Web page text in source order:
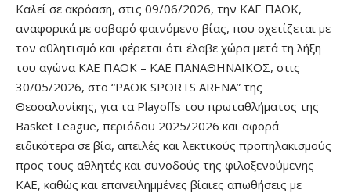
Καλεί σε ακρόαση, στις 09/06/2026, την KAE ΠΑΟΚ,
αναφορικά με σοβαρό φαινόμενο βίας, που σχετίζεται με
τον αθλητισμό και φέρεται ότι έλαβε χώρα μετά τη λήξη
του αγώνα ΚΑΕ ΠΑΟΚ – ΚΑΕ ΠΑΝΑΘΗΝΑΪΚΟΣ, στις
30/05/2026, στο “PAOK SPORTS ARENA” της
Θεσσαλονίκης, για τα Playoffs του πρωταθλήματος της
Basket League, περιόδου 2025/2026 και αφορά
ειδικότερα σε βία, απειλές και λεκτικούς προπηλακισμούς
προς τους αθλητές και συνοδούς της φιλοξενούμενης
ΚΑΕ, καθώς και επανειλημμένες βίαιες απωθήσεις με